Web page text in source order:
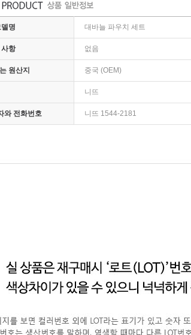
명 대바늘 파우치 세트
사항 없음
원산지 중국 (OEM)
니뜨
와 전화번호 니뜨 1544-2181